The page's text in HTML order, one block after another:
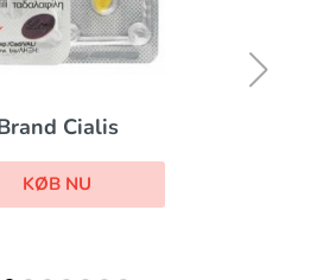
Cialis
KØB NU